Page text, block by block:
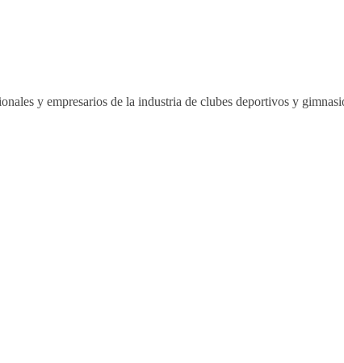
y empresarios de la industria de clubes deportivos y